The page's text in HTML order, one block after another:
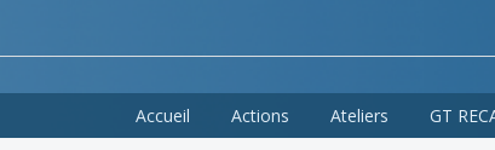
to
Accueil Actions Ateliers GT